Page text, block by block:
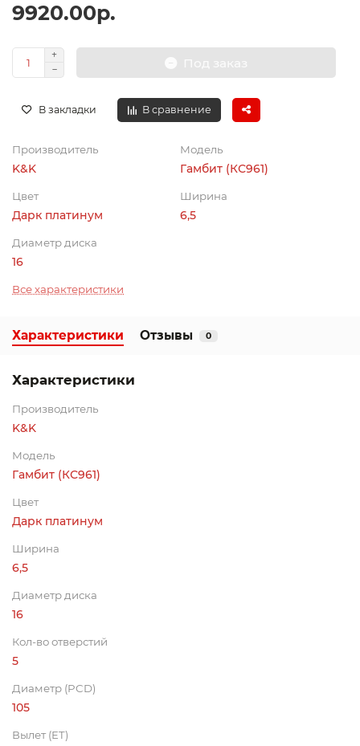
9920.00р.
В закладки В сравнение
Производитель
K&K
Модель
Гамбит (КС961)
Цвет
Дарк платинум
Ширина
6,5
Диаметр диска
16
Все характеристики
Характеристики Отзывы 0
Характеристики
Производитель
K&K
Модель
Гамбит (КС961)
Цвет
Дарк платинум
Ширина
6,5
Диаметр диска
16
Кол-во отверстий
5
Диаметр (PCD)
105
Вылет (ET)